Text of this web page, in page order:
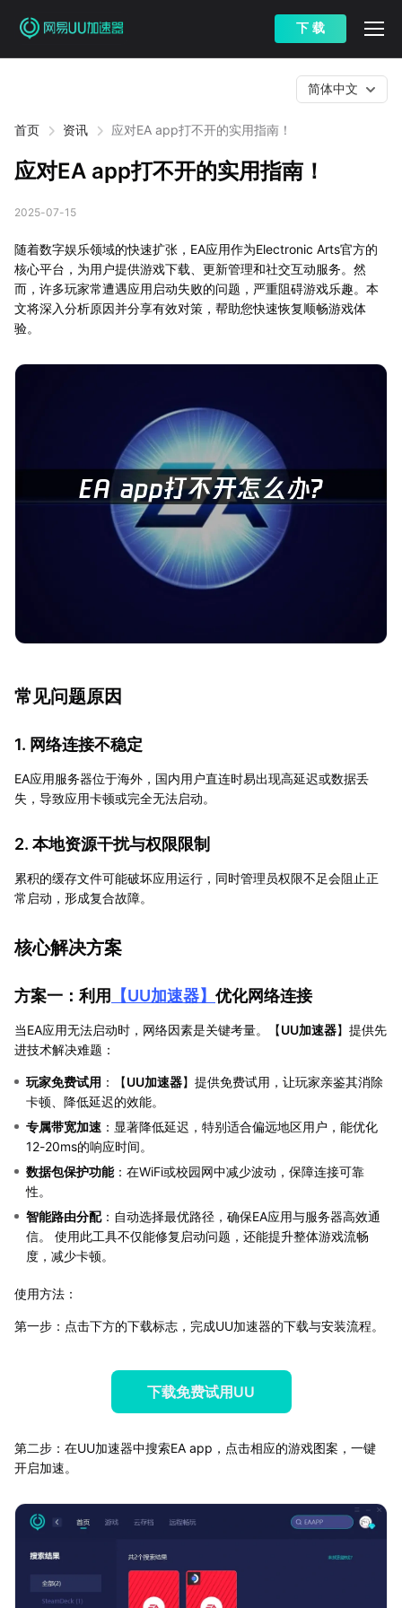
下 载
首页 资讯 应对EA app打不开的实用指南！
简体中文
应对EA app打不开的实用指南！
2025-07-15
随着数字娱乐领域的快速扩张，EA应用作为Electronic Arts官方的
核心平台，为用户提供游戏下载、更新管理和社交互动服务。然
而，许多玩家常遭遇应用启动失败的问题，严重阻碍游戏乐趣。本
文将深入分析原因并分享有效对策，帮助您快速恢复顺畅游戏体
验。
常见问题原因
1. 网络连接不稳定
EA应用服务器位于海外，国内用户直连时易出现高延迟或数据丢
失，导致应用卡顿或完全无法启动。
2. 本地资源干扰与权限限制
累积的缓存文件可能破坏应用运行，同时管理员权限不足会阻止正
常启动，形成复合故障。
核心解决方案
方案一：利用 【UU加速器】 优化网络连接
当EA应用无法启动时，网络因素是关键考量。【UU加速器】提供先
进技术解决难题：
玩家免费试用 ：【UU加速器】提供免费试用，让玩家亲鉴其消除
卡顿、降低延迟的效能。
专属带宽加速 ：显著降低延迟，特别适合偏远地区用户，能优化
12-20ms的响应时间。
数据包保护功能：在WiFi或校园网中减少波动，保障连接可靠
性。
智能路由分配：自动选择最优路径，确保EA应用与服务器高效通
信。 使用此工具不仅能修复启动问题，还能提升整体游戏流畅
度，减少卡顿。
使用方法：
第一步：点击下方的下载标志，完成UU加速器的下载与安装流程。
下载免费试用UU
第二步：在UU加速器中搜索EA app，点击相应的游戏图案，一键
开启加速。